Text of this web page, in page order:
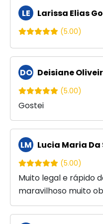
LE Larissa Elias
(5.00)
DO Deisiane
(5.00)
Gostei
LM Lucia Maria Da
(5.00)
Muito legal e rápido
maravilhoso muito